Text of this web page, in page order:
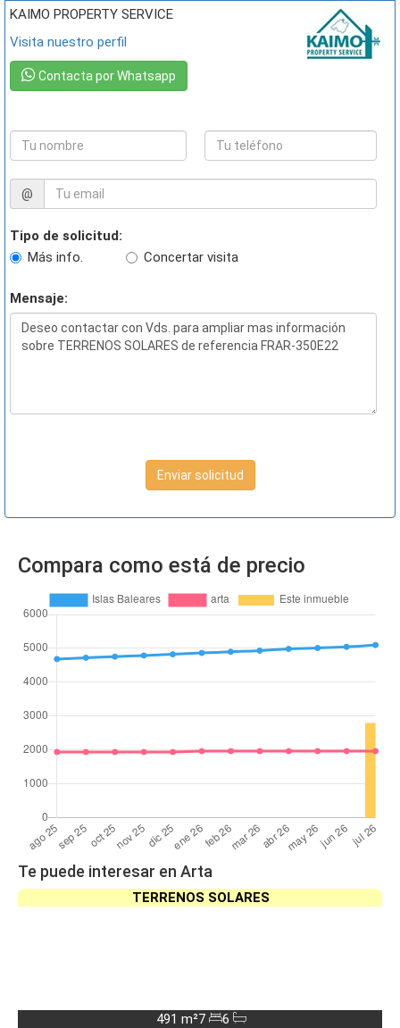
KAIMO PROPERTY SERVICE
Visita nuestro perfil
Contacta por Whatsapp
@
Tipo de solicitud:
Más info.
Concertar visita
Mensaje:
Enviar solicitud
Compara como está de precio
Te puede interesar en Arta
TERRENOS SOLARES
491 m²7
6